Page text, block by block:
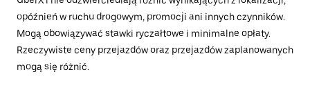
opóźnień w ruchu drogowym, promocji ani innych czynników.
Mogą obowiązywać stawki ryczałtowe i minimalne opłaty.
Rzeczywiste ceny przejazdów oraz przejazdów zaplanowanych
mogą się różnić.